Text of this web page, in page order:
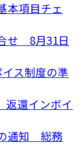
本項目チェ
せ 8月31日
ス制度の準
返還インボイ
通知 総務